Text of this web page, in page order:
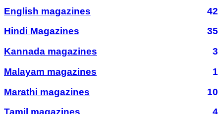
English magazines
42
Hindi Magazines
35
Kannada magazines
3
Malayam magazines
1
Marathi magazines
10